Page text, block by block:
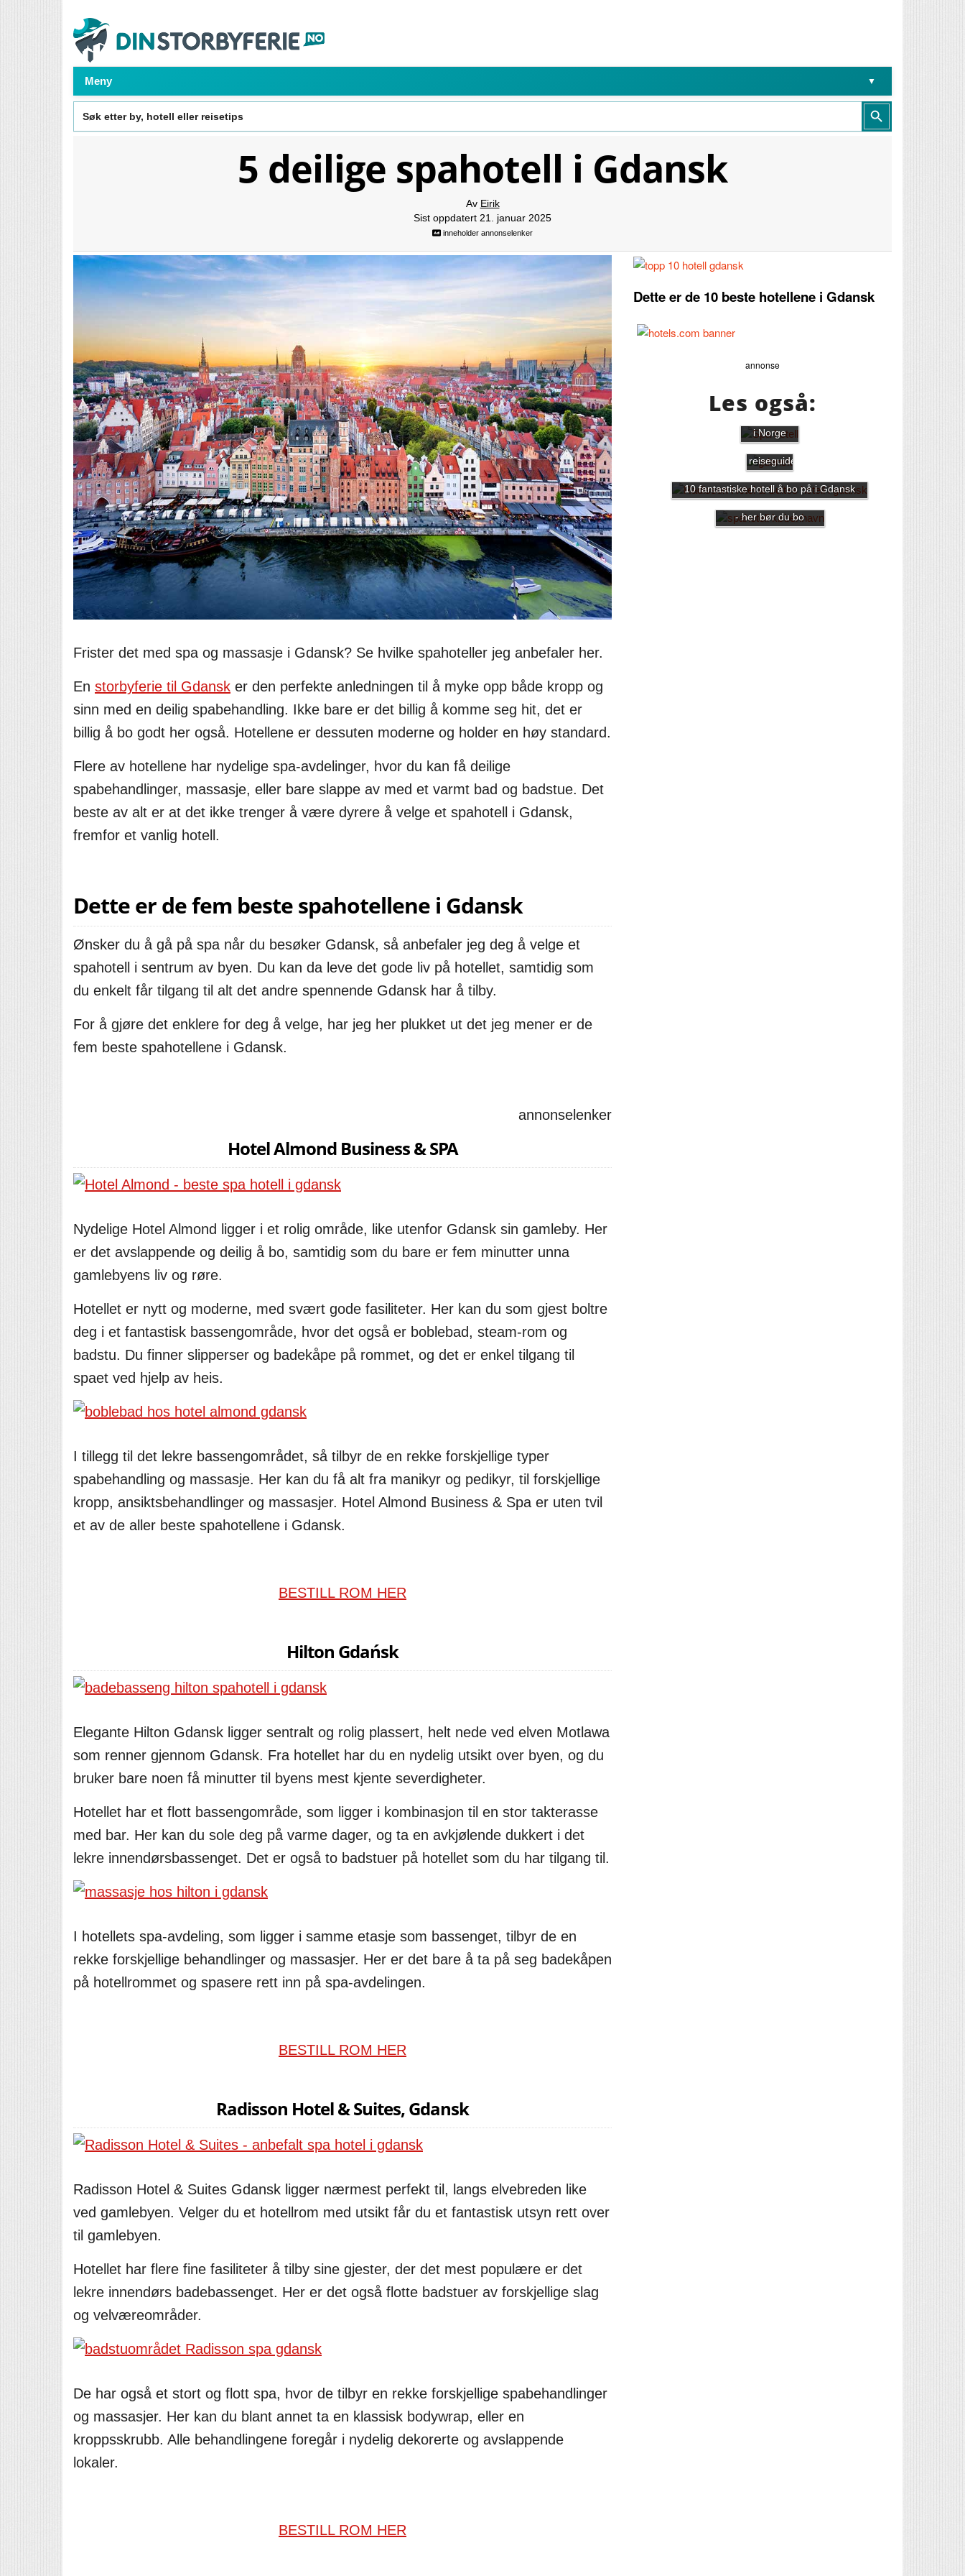
Meny
Search
for:
Search Button
5 deilige spahotell i Gdansk
Av Eirik
Sist oppdatert 21. januar 2025
inneholder annonselenker
Frister det med spa og massasje i Gdansk? Se hvilke spahoteller jeg anbefaler her.
En storbyferie til Gdansk er den perfekte anledningen til å myke opp både kropp og
sinn med en deilig spabehandling. Ikke bare er det billig å komme seg hit, det er
billig å bo godt her også. Hotellene er dessuten moderne og holder en høy standard.
Flere av hotellene har nydelige spa-avdelinger, hvor du kan få deilige
spabehandlinger, massasje, eller bare slappe av med et varmt bad og badstue. Det
beste av alt er at det ikke trenger å være dyrere å velge et spahotell i Gdansk,
fremfor et vanlig hotell.
Dette er de fem beste spahotellene i Gdansk
Ønsker du å gå på spa når du besøker Gdansk, så anbefaler jeg deg å velge et
spahotell i sentrum av byen. Du kan da leve det gode liv på hotellet, samtidig som
du enkelt får tilgang til alt det andre spennende Gdansk har å tilby.
For å gjøre det enklere for deg å velge, har jeg her plukket ut det jeg mener er de
fem beste spahotellene i Gdansk.
annonselenker
Hotel Almond Business & SPA
Nydelige Hotel Almond ligger i et rolig område, like utenfor Gdansk sin gamleby. Her
er det avslappende og deilig å bo, samtidig som du bare er fem minutter unna
gamlebyens liv og røre.
Hotellet er nytt og moderne, med svært gode fasiliteter. Her kan du som gjest boltre
deg i et fantastisk bassengområde, hvor det også er boblebad, steam-rom og
badstu. Du finner slipperser og badekåpe på rommet, og det er enkel tilgang til
spaet ved hjelp av heis.
I tillegg til det lekre bassengområdet, så tilbyr de en rekke forskjellige typer
spabehandling og massasje. Her kan du få alt fra manikyr og pedikyr, til forskjellige
kropp, ansiktsbehandlinger og massasjer. Hotel Almond Business & Spa er uten tvil
et av de aller beste spahotellene i Gdansk.
BESTILL ROM HER
Hilton Gdańsk
Elegante Hilton Gdansk ligger sentralt og rolig plassert, helt nede ved elven Motlawa
som renner gjennom Gdansk. Fra hotellet har du en nydelig utsikt over byen, og du
bruker bare noen få minutter til byens mest kjente severdigheter.
Hotellet har et flott bassengområde, som ligger i kombinasjon til en stor takterasse
med bar. Her kan du sole deg på varme dager, og ta en avkjølende dukkert i det
lekre innendørsbassenget. Det er også to badstuer på hotellet som du har tilgang til.
I hotellets spa-avdeling, som ligger i samme etasje som bassenget, tilbyr de en
rekke forskjellige behandlinger og massasjer. Her er det bare å ta på seg badekåpen
på hotellrommet og spasere rett inn på spa-avdelingen.
BESTILL ROM HER
Radisson Hotel & Suites, Gdansk
Radisson Hotel & Suites Gdansk ligger nærmest perfekt til, langs elvebreden like
ved gamlebyen. Velger du et hotellrom med utsikt får du et fantastisk utsyn rett over
til gamlebyen.
Hotellet har flere fine fasiliteter å tilby sine gjester, der det mest populære er det
lekre innendørs badebassenget. Her er det også flotte badstuer av forskjellige slag
og velværeområder.
De har også et stort og flott spa, hvor de tilbyr en rekke forskjellige spabehandlinger
og massasjer. Her kan du blant annet ta en klassisk bodywrap, eller en
kroppsskrubb. Alle behandlingene foregår i nydelig dekorerte og avslappende
lokaler.
BESTILL ROM HER
Dette er de 10 beste hotellene i Gdansk
annonse
Les også:
av de beste
spahotellene
i Norge
Gdansk
reiseguide
10 fantastiske hotell å bo på i Gdansk
Spahotell i København
- her bør du bo